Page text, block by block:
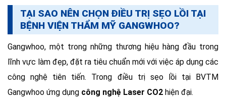
TẠI SAO NÊN CHỌN ĐIỀU TRỊ SẸO LỒI TẠI
BỆNH VIỆN THẨM MỸ GANGWHOO?
Gangwhoo, một trong những thương hiệu hàng đầu trong
lĩnh vực làm đẹp, đặt ra tiêu chuẩn mới với việc áp dụng các
công nghệ tiên tiến. Trong điều trị sẹo lồi tại BVTM
Gangwhoo ứng dụng công nghệ Laser CO2 hiện đại.